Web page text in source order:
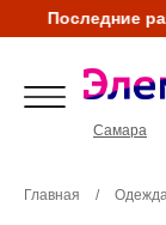
Последние
Самара
Главная / Одежда